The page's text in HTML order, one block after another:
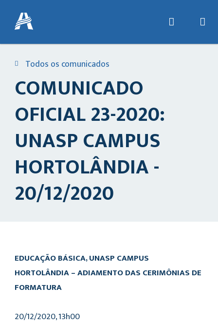
Todos os comunicados
COMUNICADO
OFICIAL 23-2020:
UNASP CAMPUS
HORTOLÂNDIA -
20/12/2020
EDUCAÇÃO BÁSICA, UNASP CAMPUS
HORTOLÂNDIA –ADIAMENTO DAS CERIMÔNIAS DE
FORMATURA
20/12/2020, 13h00